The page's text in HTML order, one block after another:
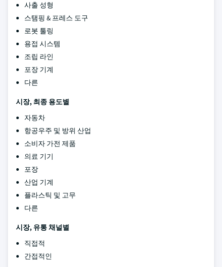
사출 성형
스탬핑 & 프레스 도구
로봇 툴링
용접 시스템
조립 라인
포장 기계
다른
시장, 최종 용도별
자동차
항공우주 및 방위 산업
소비자 가전 제품
의료 기기
포장
산업 기계
플라스틱 및 고무
다른
시장, 유통 채널별
직접적
간접적인